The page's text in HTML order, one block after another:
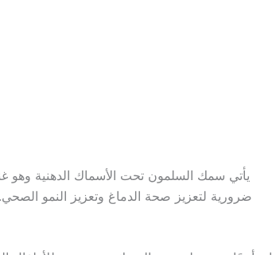
ضرورية لتعزيز صحة الدماغ وتعزيز النمو الصحي.